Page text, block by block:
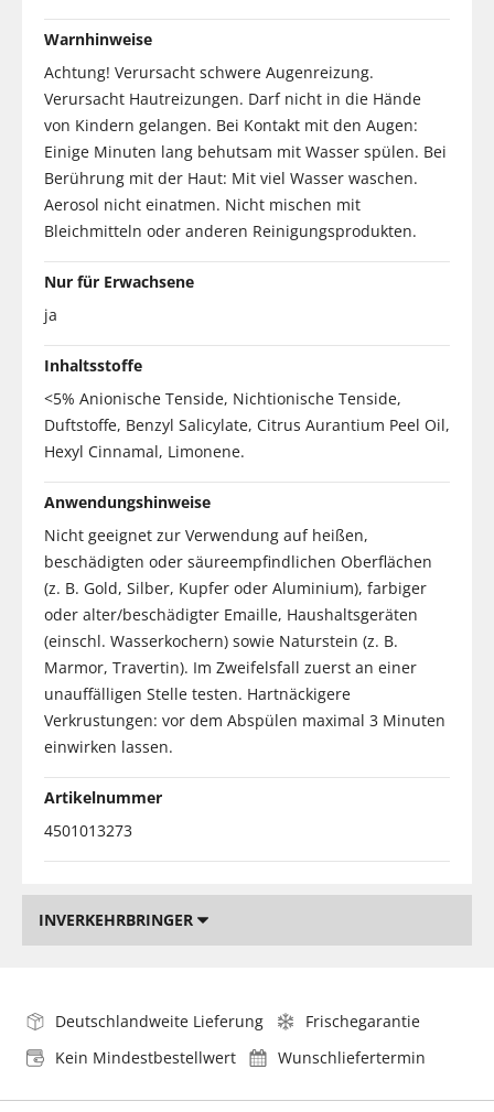
Warnhinweise
Achtung! Verursacht schwere Augenreizung.
Verursacht Hautreizungen. Darf nicht in die Hände
von Kindern gelangen. Bei Kontakt mit den Augen:
Einige Minuten lang behutsam mit Wasser spülen. Bei
Berührung mit der Haut: Mit viel Wasser waschen.
Aerosol nicht einatmen. Nicht mischen mit
Bleichmitteln oder anderen Reinigungsprodukten.
Nur für Erwachsene
ja
Inhaltsstoffe
<5% Anionische Tenside, Nichtionische Tenside,
Duftstoffe, Benzyl Salicylate, Citrus Aurantium Peel Oil,
Hexyl Cinnamal, Limonene.
Anwendungshinweise
Nicht geeignet zur Verwendung auf heißen,
beschädigten oder säureempfindlichen Oberflächen
(z. B. Gold, Silber, Kupfer oder Aluminium), farbiger
oder alter/beschädigter Emaille, Haushaltsgeräten
(einschl. Wasserkochern) sowie Naturstein (z. B.
Marmor, Travertin). Im Zweifelsfall zuerst an einer
unauffälligen Stelle testen. Hartnäckigere
Verkrustungen: vor dem Abspülen maximal 3 Minuten
einwirken lassen.
Artikelnummer
4501013273
INVERKEHRBRINGER
Deutschlandweite Lieferung
Frischegarantie
Kein Mindestbestellwert
Wunschliefertermin